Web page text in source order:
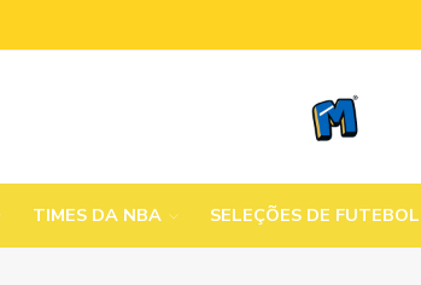
TIMES DA NBA SELEÇÕES DE FUTEBOL